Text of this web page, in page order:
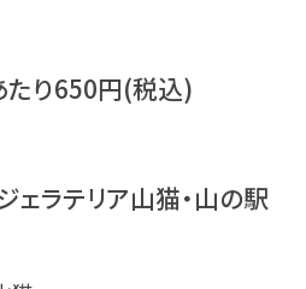
り650円(税込)
ラテリア山猫・山の駅